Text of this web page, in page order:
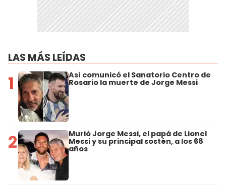
LAS MÁS LEÍDAS
1 Así comunicó el Sanatorio Centro de
Rosario la muerte de Jorge Messi
2 Murió Jorge Messi, el papá de Lionel
Messi y su principal sostén, a los 68
años